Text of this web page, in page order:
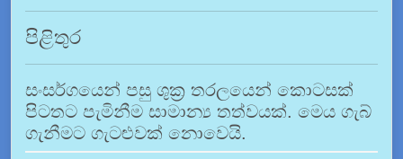
පිළිතුර
සංසර්ගයෙන් පසු ශුක්‍ර තරලයෙන් කොටසක්
පිටතට පැමිනීම සාමාන්‍ය තත්වයක්. මෙය ගැබ්
ගැනීමට ගැටළුවක් නොවෙයි.